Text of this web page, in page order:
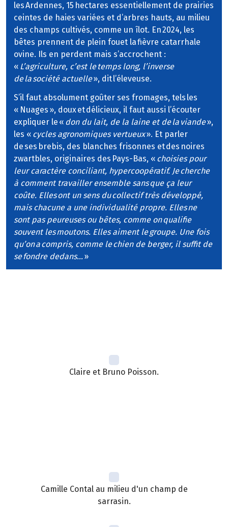
les Ardennes, 15 hectares essentiellement de prairies
ceintes de haies variées et d’arbres hauts, au milieu
des champs cultivés, comme un îlot. En 2024, les
bêtes prennent de plein fouet la fièvre catarrhale
ovine. Ils en perdent mais s’accrochent :
« L’agriculture, c’est le temps long, l’inverse
de la société actuelle», dit l’éleveuse.
S’il faut absolument goûter ses fromages, tels les
« Nuages », doux et délicieux, il faut aussi l’écouter
expliquer le « don du lait, de la laine et de la viande»,
les « cycles agronomiques vertueux». Et parler
de ses brebis, des blanches frisonnes et des noires
zwartbles, originaires des Pays-Bas, « choisies pour
leur caractère conciliant, hypercoopératif. Je cherche
à comment travailler ensemble sans que ça leur
coûte. Elles ont un sens du collectif très développé,
mais chacune a une individualité propre. Elles ne
sont pas peureuses ou bêtes, comme on qualifie
souvent les moutons. Elles aiment le groupe. Une fois
qu’on a compris, comme le chien de berger, il suffit de
se fondre dedans…»
Claire et Bruno Poisson.
Camille Contal au milieu d'un champ de
sarrasin.